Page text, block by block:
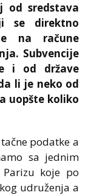
od sredstava
se direktno
na račune
Subvencije
i od države
li je neko od
uopšte koliko
podatke a
sa jednim
koje po
udruženja a